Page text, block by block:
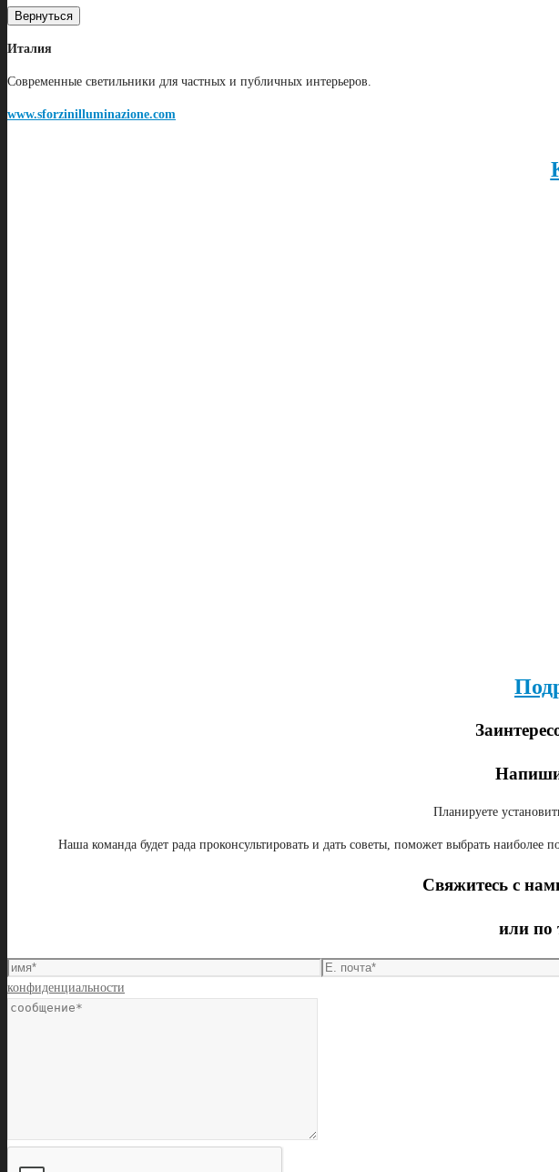
Вернуться
Италия
Современные светильники для частных и публичных интерьеров.
www.sforzinilluminazione.com
Планируете
Наша команда будет рада проконсультировать и дать советы, поможет выбрать
Свяжитесь с
или по
конфиденциальности